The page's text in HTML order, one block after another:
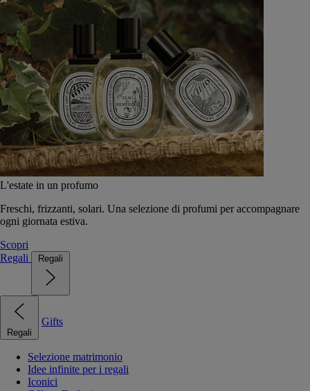
L'estate in un profumo
Freschi, frizzanti, solari. Una selezione di profumi per accompagnare
ogni giornata estiva.
Scopri
Regali
Regali
Regali
Gifts
Selezione matrimonio
Idee infinite per i regali
Iconici